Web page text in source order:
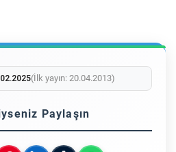
(İlk yayın: 20.04.2013)
Paylaşın